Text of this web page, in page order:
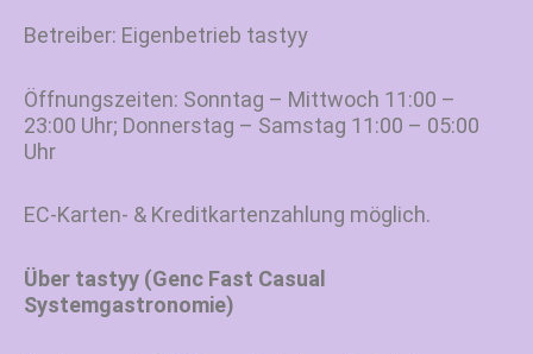
Betreiber: Eigenbetrieb tastyy
Öffnungszeiten: Sonntag – Mittwoch 11:00 –
23:00 Uhr; Donnerstag – Samstag 11:00 – 05:00
Uhr
EC-Karten- & Kreditkartenzahlung möglich.
Über tastyy (Genc Fast Casual
Systemgastronomie)